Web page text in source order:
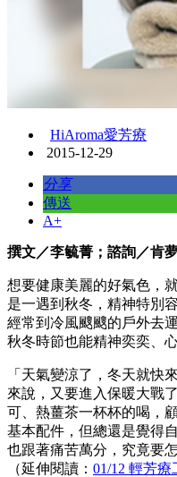
HiAroma愛芳療
2015-12-29
分享
傳送
A+
撰文／李毓菁；諮詢／肯
想要健康美麗的好氣色，
是一遇到秋冬，精神特別
經常到冷風颼颼的戶外去
秋冬時節也能精神奕奕、
「天氣變涼了，冬天就快
來說，又要進入保暖大戰
可、熱薑茶一杯杯的喝，
基本配件，但總還是覺得
也跟著痛苦萬分，究竟要
（延伸閱讀： 01/12 輕芳